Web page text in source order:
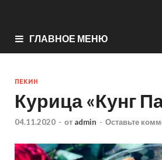
ГЛАВНОЕ МЕНЮ
ПЕКИН
Курица «Кунг
04.11.2020 - от admin - Оставьте